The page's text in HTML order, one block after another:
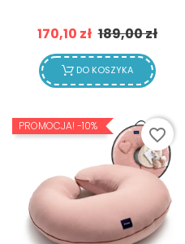
170,10 zł Cena
podstawowa
189,00 złCena
DO KOSZYKA
PROMOCJA! -10% favorite_border